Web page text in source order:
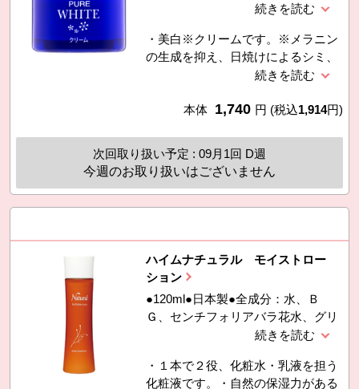
−グルコシドその他の成分/精製水、
ン、イソノナン酸イソノニル、メチ
ルポリシロキサン、ＢＧ、濃グリセ
リン、Ｌ−アルギニン、スクワラ
水分解液（精製水含有）、ローズマ
アンズ果汁（濃グリセリン含有）、
ベヘニルアルコール、バチルアルコ
・美白※クリームです。※メラニン
の生成を抑え、日焼けによるシミ、
そばかすを防ぐ・W有効成分で美白
分：Ｌ−アスコルビン酸 ２−グルコ
ントイン）・無香料・アルコール不
使用です。・医薬部外品
本体 1,740 円 (税込1,914円)
次回取り扱い予定 : 09月1回 D週
今週のお取り扱いはございません
ハイムナチュラル モイストロー
ション
●120ml●日本製●全成分：水、Ｂ
Ｇ、センチフォリアバラ花水、グリ
セリン、ペンチレングリコール、イ
ル、キサンタンガム、（アクリレー
・１本で２役、化粧水・乳液を担う
化粧液です。・自然の保湿力がある